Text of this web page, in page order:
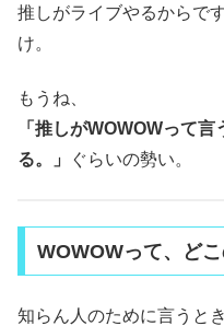
推しがライブやるからで
け。
もうね、
「推しがWOWOWって
る。」
ぐらいの勢い。
WOWOWって、ど
知らん人のために言うと